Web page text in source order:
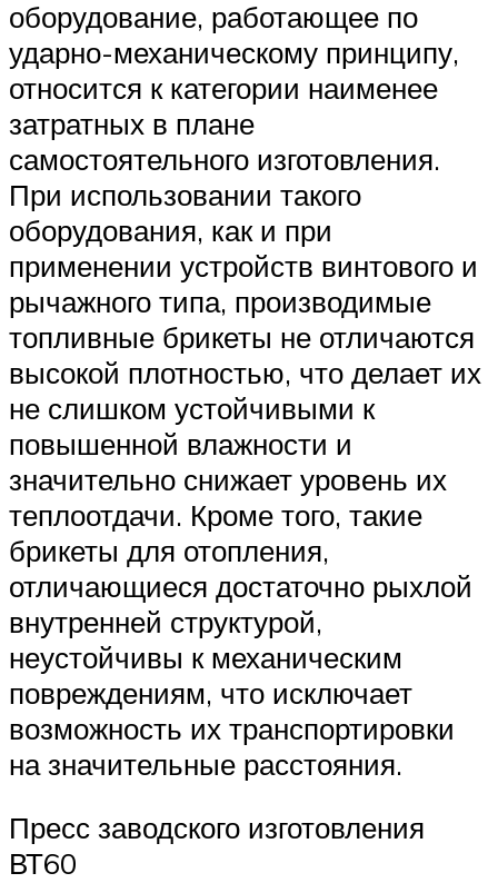
оборудование, работающее по
ударно-механическому принципу,
относится к категории наименее
затратных в плане
самостоятельного изготовления.
При использовании такого
оборудования, как и при
применении устройств винтового и
рычажного типа, производимые
топливные брикеты не отличаются
высокой плотностью, что делает их
не слишком устойчивыми к
повышенной влажности и
значительно снижает уровень их
теплоотдачи. Кроме того, такие
брикеты для отопления,
отличающиеся достаточно рыхлой
внутренней структурой,
неустойчивы к механическим
повреждениям, что исключает
возможность их транспортировки
на значительные расстояния.
Пресс заводского изготовления
ВТ60